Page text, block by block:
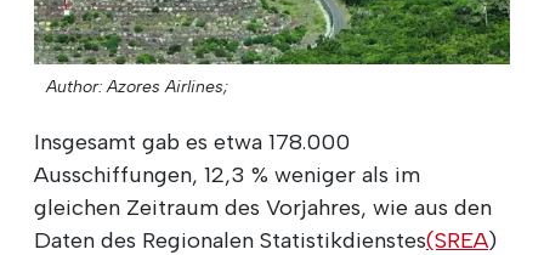
Author: Azores Airlines;
Insgesamt gab es etwa 178.000
Ausschiffungen, 12,3 % weniger als im
gleichen Zeitraum des Vorjahres, wie aus den
Daten des Regionalen Statistikdienstes(SREA)